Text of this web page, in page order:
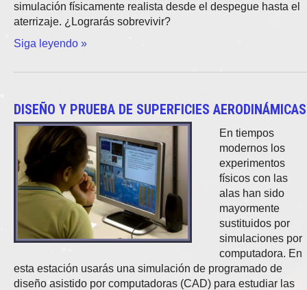
simulación físicamente realista desde el despegue hasta el
aterrizaje. ¿Lograrás sobrevivir?
Siga leyendo »
DISEÑO Y PRUEBA DE SUPERFICIES AERODINÁMICAS
En tiempos
modernos los
experimentos
físicos con las
alas han sido
mayormente
sustituidos por
simulaciones por
computadora. En
esta estación usarás una simulación de programado de
diseño asistido por computadoras (CAD) para estudiar las